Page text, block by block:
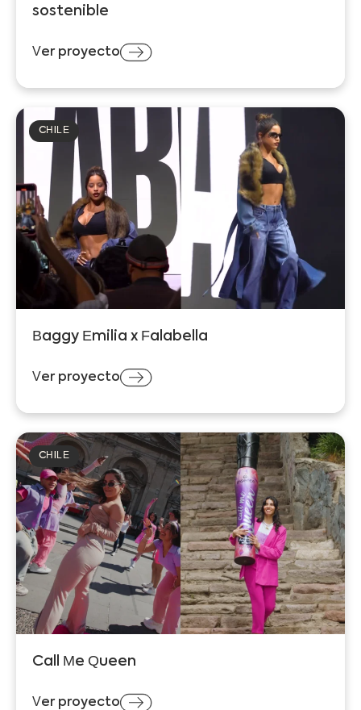
sostenible
Ver proyecto
CHILE
Baggy Emilia x Falabella
Ver proyecto
CHILE
Call Me Queen
Ver proyecto